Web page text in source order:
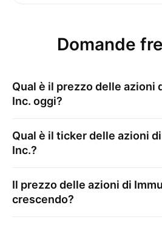
Domande
Qual è il prezzo delle azioni
Inc. oggi?
Qual è il ticker delle azioni di
Inc.?
Il prezzo delle azioni di
crescendo?